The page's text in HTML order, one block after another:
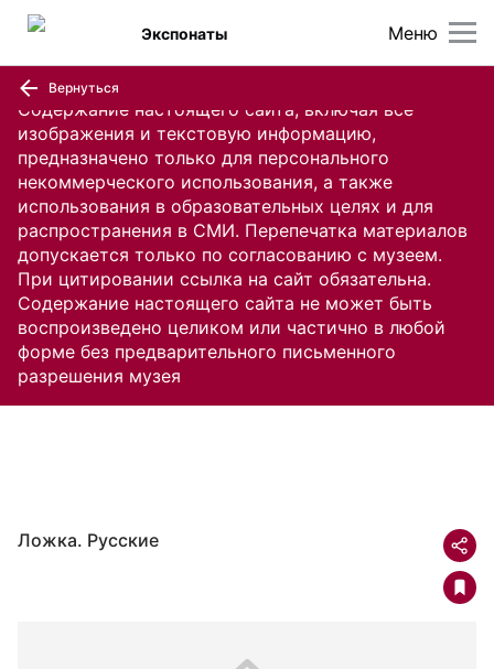
Содержание настоящего сайта, включая все
изображения и текстовую информацию,
предназначено только для персонального
некоммерческого использования, а также
использования в образовательных целях и для
распространения в СМИ. Перепечатка материалов
допускается только по согласованию с музеем.
При цитировании ссылка на сайт обязательна.
Содержание настоящего сайта не может быть
воспроизведено целиком или частично в любой
форме без предварительного письменного
разрешения музея
Меню
Экспонаты
Вернуться
Ложка. Русские